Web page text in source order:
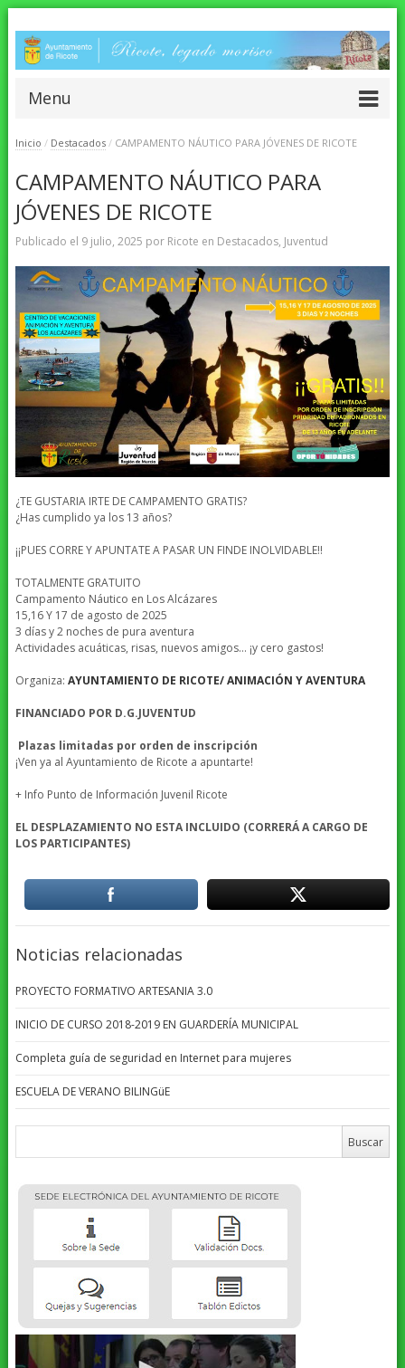
Menu
Inicio / Destacados / CAMPAMENTO NÁUTICO PARA JÓVENES DE RICOTE
CAMPAMENTO NÁUTICO PARA
JÓVENES DE RICOTE
Publicado el 9 julio, 2025 por Ricote en Destacados, Juventud
¿TE GUSTARIA IRTE DE CAMPAMENTO GRATIS?
¿Has cumplido ya los 13 años?
¡¡PUES CORRE Y APUNTATE A PASAR UN FINDE INOLVIDABLE!!
TOTALMENTE GRATUITO
Campamento Náutico en Los Alcázares
15,16 Y 17 de agosto de 2025
3 días y 2 noches de pura aventura
Actividades acuáticas, risas, nuevos amigos… ¡y cero gastos!
Organiza: AYUNTAMIENTO DE RICOTE/ ANIMACIÓN Y AVENTURA
FINANCIADO POR D.G.JUVENTUD
Plazas limitadas por orden de inscripción
¡Ven ya al Ayuntamiento de Ricote a apuntarte!
+ Info Punto de Información Juvenil Ricote
EL DESPLAZAMIENTO NO ESTA INCLUIDO (CORRERÁ A CARGO DE
LOS PARTICIPANTES)
Noticias relacionadas
PROYECTO FORMATIVO ARTESANIA 3.0
INICIO DE CURSO 2018-2019 EN GUARDERÍA MUNICIPAL
Completa guía de seguridad en Internet para mujeres
ESCUELA DE VERANO BILINGüE